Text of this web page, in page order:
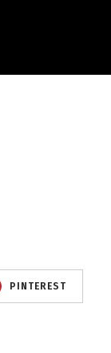
PINTEREST